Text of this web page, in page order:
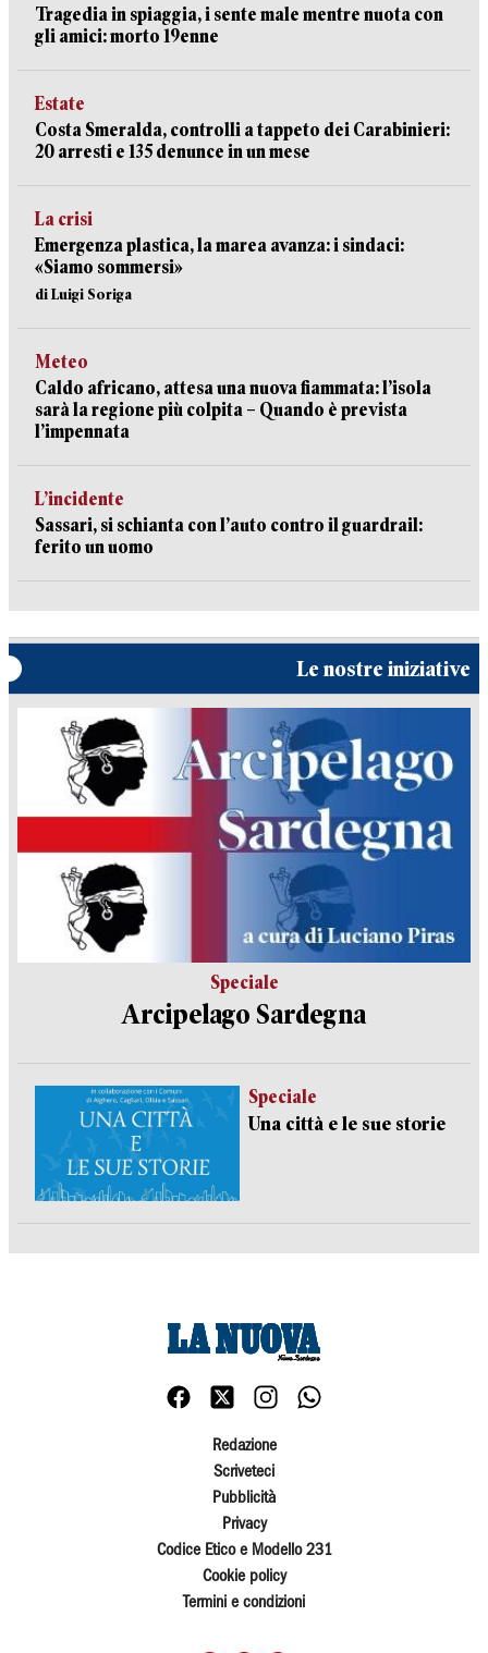
Tragedia in spiaggia, i sente male mentre nuota con
gli amici: morto 19enne
Estate
Costa Smeralda, controlli a tappeto dei Carabinieri:
20 arresti e 135 denunce in un mese
La crisi
Emergenza plastica, la marea avanza: i sindaci:
«Siamo sommersi»
di Luigi Soriga
Meteo
Caldo africano, attesa una nuova fiammata: l’isola
sarà la regione più colpita – Quando è prevista
l’impennata
L’incidente
Sassari, si schianta con l’auto contro il guardrail:
ferito un uomo
Le nostre iniziative
Speciale
Arcipelago Sardegna
Speciale
Una città e le sue storie
Redazione
Scriveteci
Pubblicità
Privacy
Codice Etico e Modello 231
Cookie policy
Termini e condizioni